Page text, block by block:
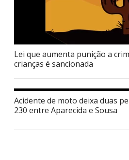
Lei que aumenta punição a
crianças é sancionada
Acidente de moto deixa duas
230 entre Aparecida e Sousa